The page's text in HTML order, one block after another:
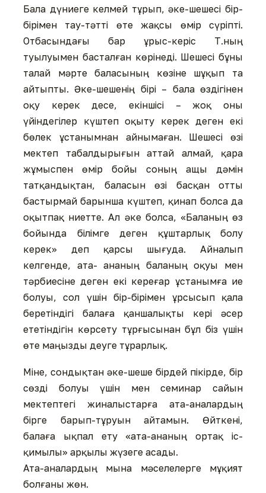
Бала дүниеге келмей тұрып, әке-шешесі бір-
бірімен тау-тәтті өте жақсы өмір сүріпті.
Отбасындағы бар ұрыс-керіс Т.ның
туылуымен басталған көрінеді. Шешесі бұны
талай мәрте баласының көзіне шұқып та
айтыпты. Әке-шешенің бірі – бала өздігінен
оқу керек десе, екіншісі – жоқ оны
үйіндегілер күштеп оқыту керек деген екі
бөлек ұстанымнан айнымаған. Шешесі өзі
мектеп табалдырығын аттай алмай, қара
жұмыспен өмір бойы соның ащы дәмін
татқандықтан, баласын өзі басқан отты
бастырмай барынша күштеп, қинап болса да
оқытпақ ниетте. Ал әке болса, «Баланың өз
бойында білімге деген құштарлық болу
керек» деп қарсы шығуда. Айналып
келгенде, ата- ананың баланың оқуы мен
тәрбиесіне деген екі кереғар ұстанымға ие
болуы, сол үшін бір-бірімен ұрсысып қала
беретіндігі балаға қаншалықты кері әсер
ететіндігін көрсету тұрғысынан бұл біз үшін
өте маңызды деуге тұрарлық.
Міне, сондықтан әке-шеше бірдей пікірде, бір
сөзді болуы үшін мен семинар сайын
мектептегі жиналыстарға ата-аналардың
бірге барып-тұруын айтамын. Өйткені,
балаға ықпал ету «ата-ананың ортақ іс-
қимылы» арқылы жүзеге асады.
Ата-аналардың мына мәселелерге мұқият
болғаны жөн.